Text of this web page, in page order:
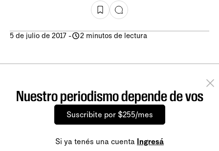
5 de julio de 2017 - 2 minutos de lectura
Nuestro periodismo depende de vos
Suscribite por $255/mes
Si ya tenés una cuenta Ingresá